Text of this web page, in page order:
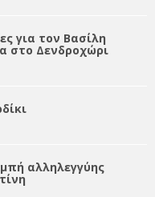
ιερό πλάτανο του
για τον Βασίλη
στο Δενδροχώρι